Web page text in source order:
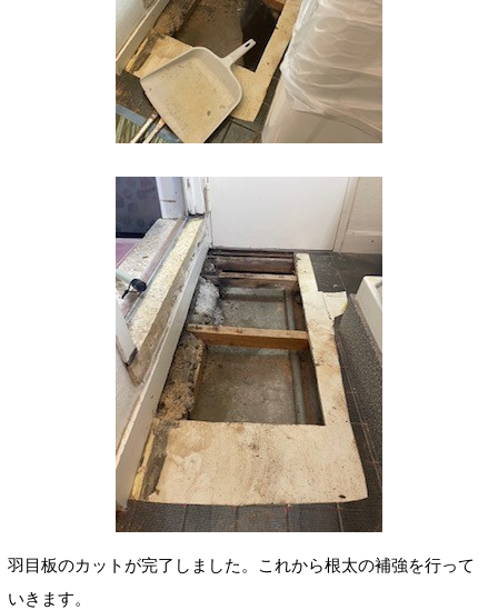
羽目板のカットが完了しました。これから根太の補強を行って
いきます。